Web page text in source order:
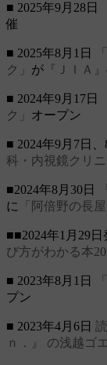
■ 2025年9月28日
催
■ 2025年8月1日
ク」 が 『ＪＩＡ』
■ 2024年9月17日
ク」 オープン
■ 2024年9月7日
科・内視鏡クリニ
■2024年8月30日
に
「阿倍野の長屋
■■2024年1月29日
び方がわかる本
■ 2023年8月1日
プン
■ 2023年4月6日
ｎ．』 の浅越ゴ